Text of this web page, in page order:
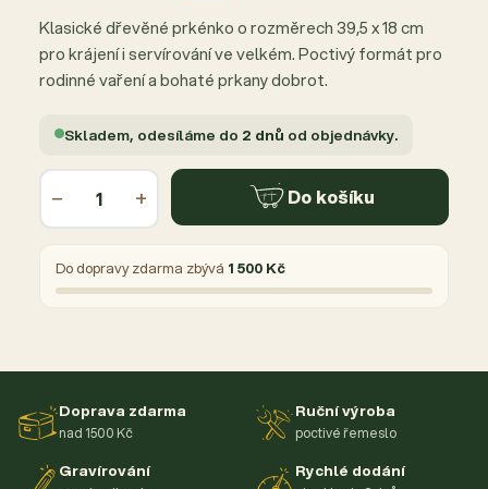
Klasické dřevěné prkénko o rozměrech 39,5 x 18 cm
pro krájení i servírování ve velkém. Poctivý formát pro
rodinné vaření a bohaté prkany dobrot.
Skladem, odesíláme do 2 dnů od objednávky.
− + Do košíku
Do dopravy zdarma zbývá 1 500 Kč
Doprava zdarma
nad 1500 Kč
Ruční výroba
poctivé řemeslo
Gravírování Rychlé dodání